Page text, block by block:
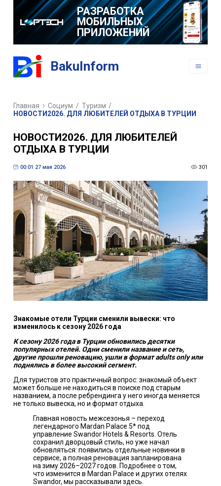
РАЗРАБОТКА
МОБИЛЬНЫХ
ПРИЛОЖЕНИЙ
BakuInform
Главная Социум / Туризм /
НОВОСТИ2026. ДЛЯ ЛЮБИТЕЛЕЙ ОТДЫХА В ТУРЦИИ
НОВОСТИ2026. ДЛЯ ЛЮБИТЕЛЕЙ
ОТДЫХА В ТУРЦИИ
00:01 27 мая 2026 301
Знакомые отели Турции сменили вывески: что
изменилось к сезону 2026 года
К сезону 2026 года в Турции обновились десятки
популярных отелей. Одни сменили название и сеть,
другие прошли реновацию, ушли в формат adults only или
поднялись в более высокий сегмент.
Для туристов это практичный вопрос: знакомый объект
может больше не находиться в поиске под старым
названием, а после ребрендинга у него иногда меняется
не только вывеска, но и формат отдыха.
Главная новость межсезонья – переход
легендарного Mardan Palace 5* под
управление Swandor Hotels & Resorts. Отель
сохранил дворцовый стиль, но уже начал
обновляться: появились отдельные новинки в
сервисе, а полная реновация запланирована
на зиму 2026–2027 годов. Подробнее о том,
что изменится в Mardan Palace и других отелях
Swandor, мы рассказывали здесь